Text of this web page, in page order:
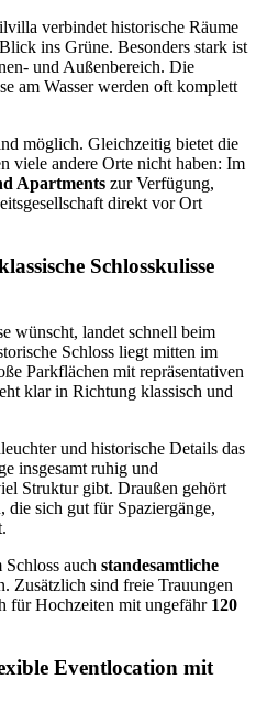
verbindet historische Räume
ins Grüne. Besonders stark ist
und Außenbereich. Die
am Wasser werden oft komplett
möglich. Gleichzeitig bietet die
viele andere Orte nicht haben: Im
Apartments zur Verfügung,
direkt vor Ort
Schlosskulisse
wünscht, landet schnell beim
Schloss liegt mitten im
Parkflächen mit repräsentativen
klar in Richtung klassisch und
und historische Details das
insgesamt ruhig und
Struktur gibt. Draußen gehört
die sich gut für Spaziergänge,
Schloss auch standesamtliche
Zusätzlich sind freie Trauungen
für Hochzeiten mit ungefähr 120
Eventlocation mit